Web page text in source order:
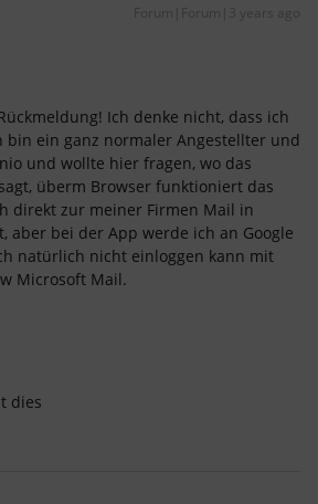
Forum|Forum|3 years ago
Ich denke nicht, dass ich
ein ganz normaler Angestellter und
und wollte hier fragen, wo das
überm Browser funktioniert das
direkt zur meiner Firmen Mail in
aber bei der App werde ich an Google
natürlich nicht einloggen kann mit
Microsoft Mail.
dies